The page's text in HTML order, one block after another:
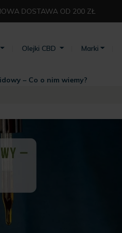
DOSTAWA OD 200 ZŁ⁣
Olejki CBD Marki
– Co o nim wiemy?